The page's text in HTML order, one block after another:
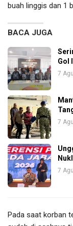
buah linggis dan 1
BACA JUGA
Gol
7
7
7
Pada saat korban